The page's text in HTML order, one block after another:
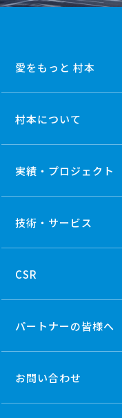
愛をもっと 村本
村本について
実績・プロジェクト
技術・ サービス
CSR
パートナーの皆様へ
お問い合わせ